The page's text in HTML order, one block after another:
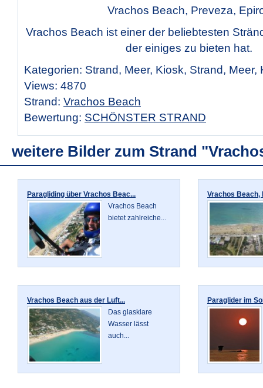
Vrachos Beach, Preveza,
Vrachos Beach ist einer der beliebtesten
der einiges zu bieten hat.
Kategorien: Strand, Meer, Kiosk, Strand, Meer,
Views: 4870
Strand: Vrachos Beach
Bewertung: SCHÖNSTER STRAND
weitere Bilder zum Strand
Paragliding über Vrachos Beac...
Vrachos Beach
bietet zahlreiche...
Vrachos Beach,
Vrachos Beach aus der Luft...
Das glasklare
Wasser lässt
auch...
Paraglider im